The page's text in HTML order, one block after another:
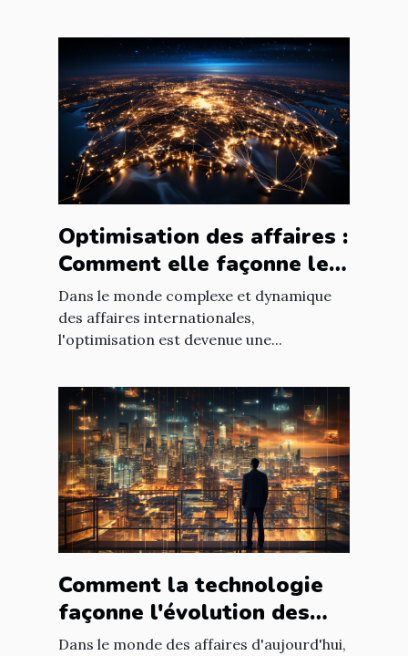
Optimisation des affaires :
Comment elle façonne le
paysage économique
international
Dans le monde complexe et dynamique
des affaires internationales,
l'optimisation est devenue une...
Comment la technologie
façonne l'évolution des
entreprises
Dans le monde des affaires d'aujourd'hui,